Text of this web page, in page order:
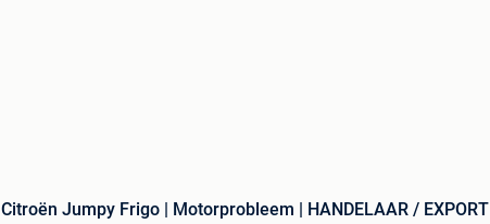
Citroën Jumpy Frigo | Motorprobleem | HANDELAAR / EXPORT